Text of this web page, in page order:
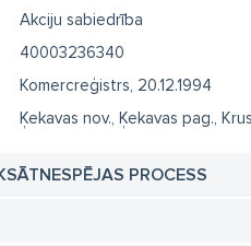
Akciju sabiedrība
40003236340
Komercreģistrs, 20.12.1994
Ķekavas nov., Ķekavas pag.,
PROCESS